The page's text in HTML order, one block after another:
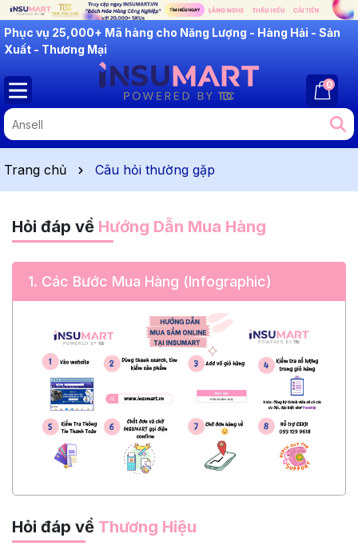
INSUMART: Lắng Nghe - Thấu Hiểu - Cải Tiến
Phục vụ 25,000+ Mã hàng cho Năng Lượng - Hàng Hải - Sản
Xuất - Thương Mại
0
Trang chủ Câu hỏi thường gặp
Hỏi đáp về Hướng Dẫn Mua Hàng
1. Các Bước Mua Hàng (Infographic)
Hỏi đáp về Thương Hiệu